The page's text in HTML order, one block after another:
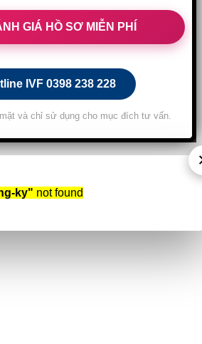
IVF 0398 238 228
và chỉ sử dụng cho mục đích tư vấn.
ky" not found